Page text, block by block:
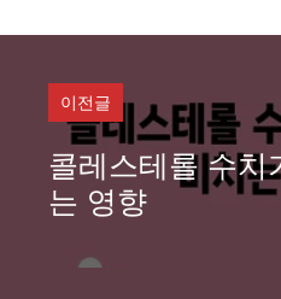
고
이전글
콜레스테롤 수치
는 영향